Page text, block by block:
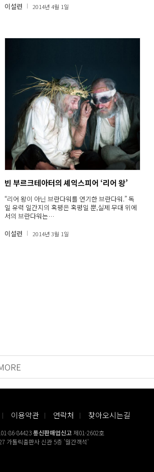
이설련
2014년 4월 1일
빈 부르크테아터의 셰익스피어 ‘리어 왕’
“리어 왕이 아닌 브란다워를 연기한 브란다워.” 독
일 유력 일간지의 혹평은 혹평일 뿐,실제 무대 위에
서의 브란다워는…
이설련
2014년 3월 1일
이용약관 연락처 찾아오시는길
86-84423통신판매업신고제01-2602호
가톨릭출판사 신관 5층 '월간객석'